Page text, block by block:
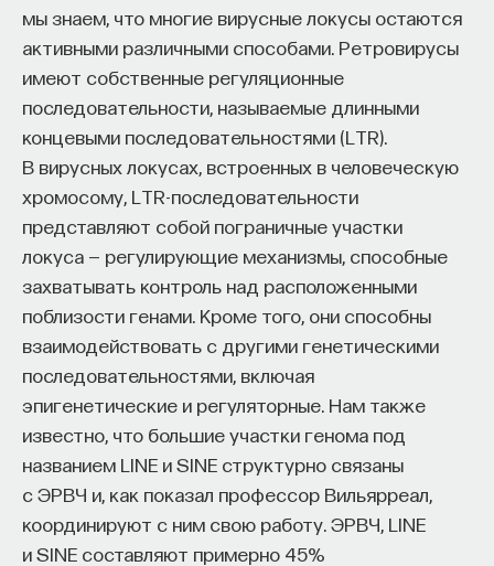
мы знаем, что многие вирусные локусы остаются
активными различными способами. Ретровирусы
имеют собственные регуляционные
последовательности, называемые длинными
концевыми последовательностями (LTR).
В вирусных локусах, встроенных в человеческую
хромосому, LTR-последовательности
представляют собой пограничные участки
локуса — регулирующие механизмы, способные
захватывать контроль над расположенными
поблизости генами. Кроме того, они способны
взаимодействовать с другими генетическими
последовательностями, включая
эпигенетические и регуляторные. Нам также
известно, что большие участки генома под
названием LINE и SINE структурно связаны
с ЭРВЧ и, как показал профессор Вильярреал,
координируют с ним свою работу. ЭРВЧ, LINE
и SINE составляют примерно 45%